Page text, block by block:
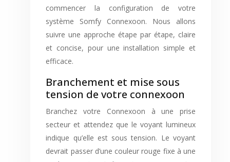
commencer la configuration de votre
système Somfy Connexoon. Nous allons
suivre une approche étape par étape, claire
et concise, pour une installation simple et
efficace.
Branchement et mise sous
tension de votre connexoon
Branchez votre Connexoon à une prise
secteur et attendez que le voyant lumineux
indique qu’elle est sous tension. Le voyant
devrait passer d’une couleur rouge fixe à une